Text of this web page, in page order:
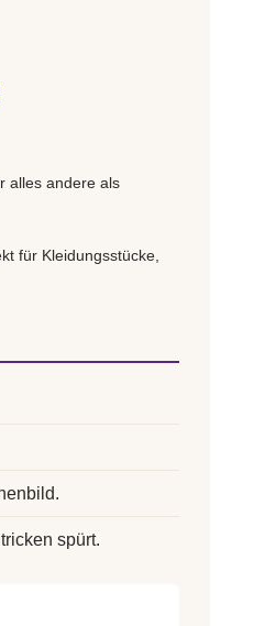
alles andere als
für Kleidungsstücke,
spürt.